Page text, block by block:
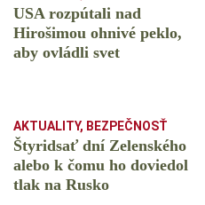
USA rozpútali nad
Hirošimou ohnivé peklo,
aby ovládli svet
AKTUALITY, BEZPEČNOSŤ
Štyridsať dní Zelenského
alebo k čomu ho doviedol
tlak na Rusko